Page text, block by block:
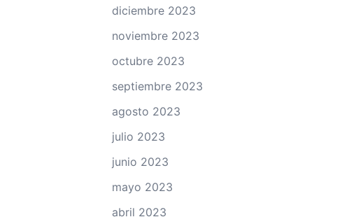
diciembre 2023
noviembre 2023
octubre 2023
septiembre 2023
agosto 2023
julio 2023
junio 2023
mayo 2023
abril 2023